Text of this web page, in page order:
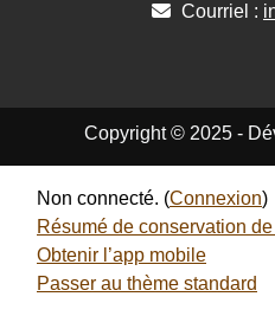
Courriel :
Copyright © 2025 -
Non connecté. (Connexion)
Résumé de conservation
Obtenir l’app mobile
Passer au thème standard